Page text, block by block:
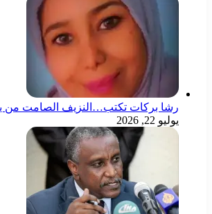
رشا بركات تكتب…النزيف الصامت من
يوليو 22, 2026